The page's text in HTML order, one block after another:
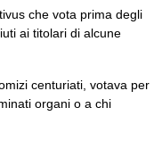
che vota prima degli
ai titolari di alcune
centuriati, votava per
organi o a chi